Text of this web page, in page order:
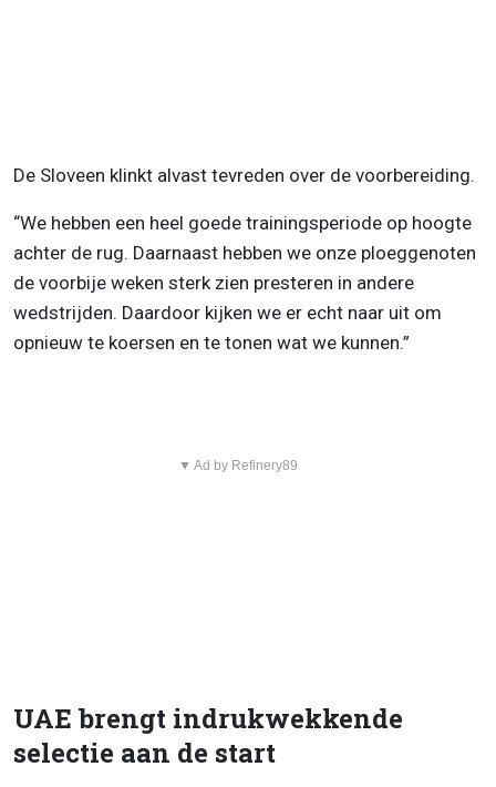
De Sloveen klinkt alvast tevreden over de voorbereiding.
“We hebben een heel goede trainingsperiode op hoogte
achter de rug. Daarnaast hebben we onze ploeggenoten
de voorbije weken sterk zien presteren in andere
wedstrijden. Daardoor kijken we er echt naar uit om
opnieuw te koersen en te tonen wat we kunnen.”
▼ Ad by Refinery89
UAE brengt indrukwekkende
selectie aan de start